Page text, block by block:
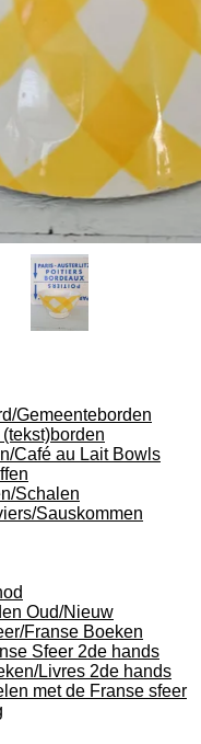
Gemeenteborden
Café au Lait Bowls
Schalen
Sauskommen
Oud/Nieuw
Franse Boeken
Sfeer 2de hands
Livres 2de hands
met de Franse sfeer